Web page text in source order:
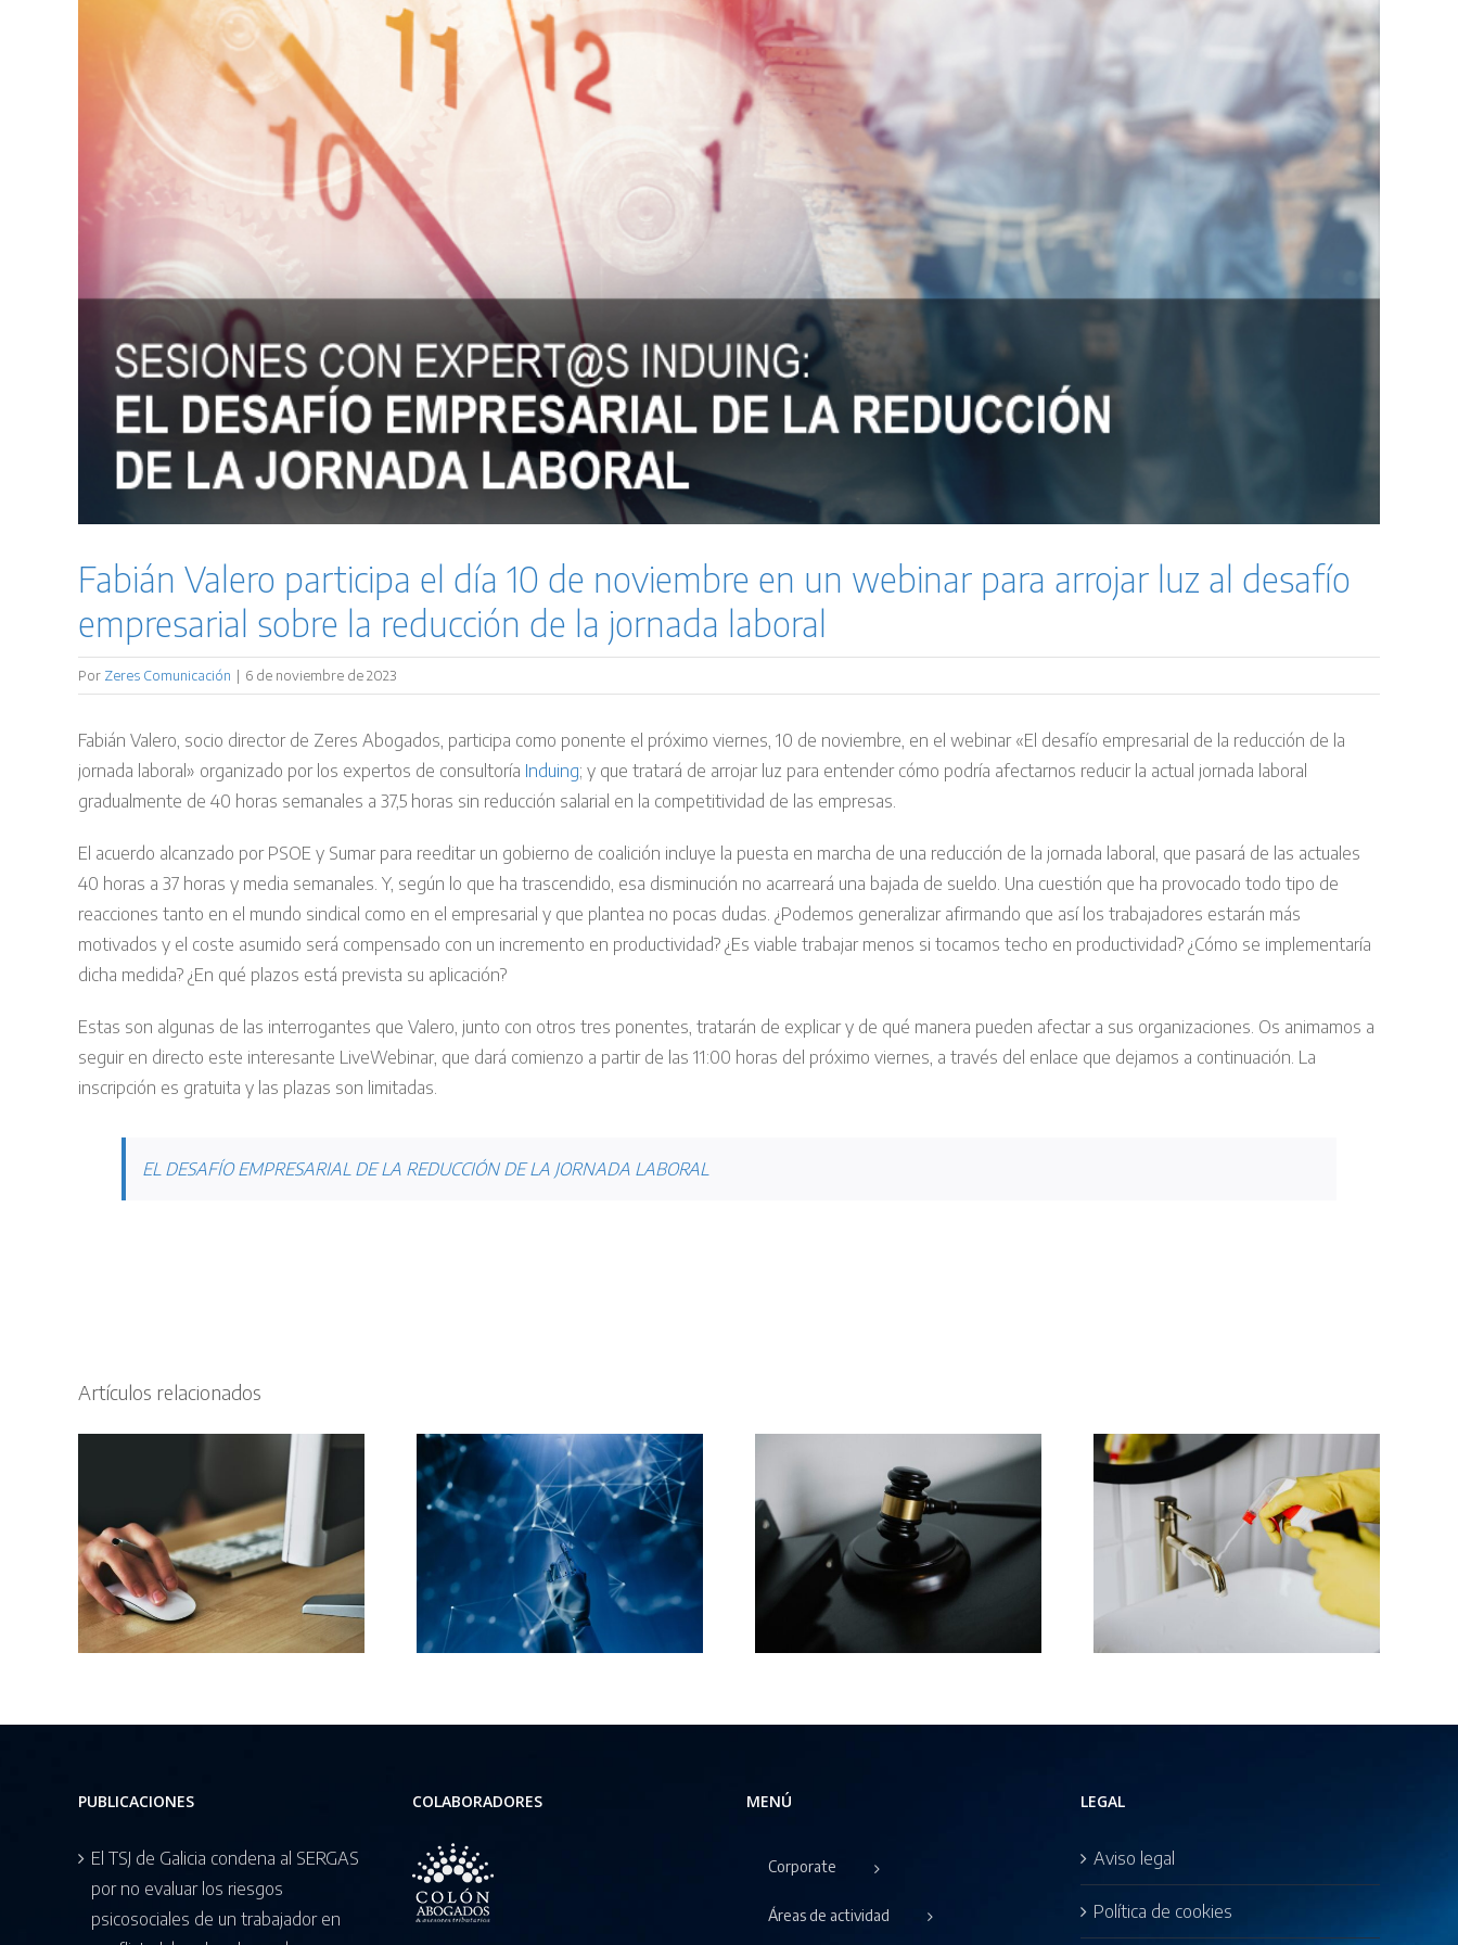
Fabián Valero participa el día 10 de noviembre en un webinar para arrojar luz al desafío
empresarial sobre la reducción de la jornada laboral
Por Zeres Comunicación | 6 de noviembre de 2023
Fabián Valero, socio director de Zeres Abogados, participa como ponente el próximo viernes, 10 de noviembre, en el webinar «El desafío empresarial de la reducción de la
jornada laboral» organizado por los expertos de consultoría Induing; y que tratará de arrojar luz para entender cómo podría afectarnos reducir la actual jornada laboral
gradualmente de 40 horas semanales a 37,5 horas sin reducción salarial en la competitividad de las empresas.
El acuerdo alcanzado por PSOE y Sumar para reeditar un gobierno de coalición incluye la puesta en marcha de una reducción de la jornada laboral, que pasará de las actuales
40 horas a 37 horas y media semanales. Y, según lo que ha trascendido, esa disminución no acarreará una bajada de sueldo. Una cuestión que ha provocado todo tipo de
reacciones tanto en el mundo sindical como en el empresarial y que plantea no pocas dudas. ¿Podemos generalizar afirmando que así los trabajadores estarán más
motivados y el coste asumido será compensado con un incremento en productividad? ¿Es viable trabajar menos si tocamos techo en productividad? ¿Cómo se implementaría
dicha medida? ¿En qué plazos está prevista su aplicación?
Estas son algunas de las interrogantes que Valero, junto con otros tres ponentes, tratarán de explicar y de qué manera pueden afectar a sus organizaciones. Os animamos a
seguir en directo este interesante LiveWebinar, que dará comienzo a partir de las 11:00 horas del próximo viernes, a través del enlace que dejamos a continuación. La
inscripción es gratuita y las plazas son limitadas.
EL DESAFÍO EMPRESARIAL DE LA REDUCCIÓN DE LA JORNADA LABORAL
Artículos relacionados
Profesores
universitarios
denuncian que la IA
amenaza más
derechos laborales
que empleo
Condenan al Estado
a indemnizar a una
empleada del hogar
por discriminación
de sexo
La Justicia reconoce
el derecho al paro
de una empleada
del hogar en Vigo
PUBLICACIONES
El TSJ de Galicia condena al SERGAS
por no evaluar los riesgos
psicosociales de un trabajador en
COLABORADORES MENÚ
Corporate
Áreas de actividad
LEGAL
Aviso legal
Política de cookies